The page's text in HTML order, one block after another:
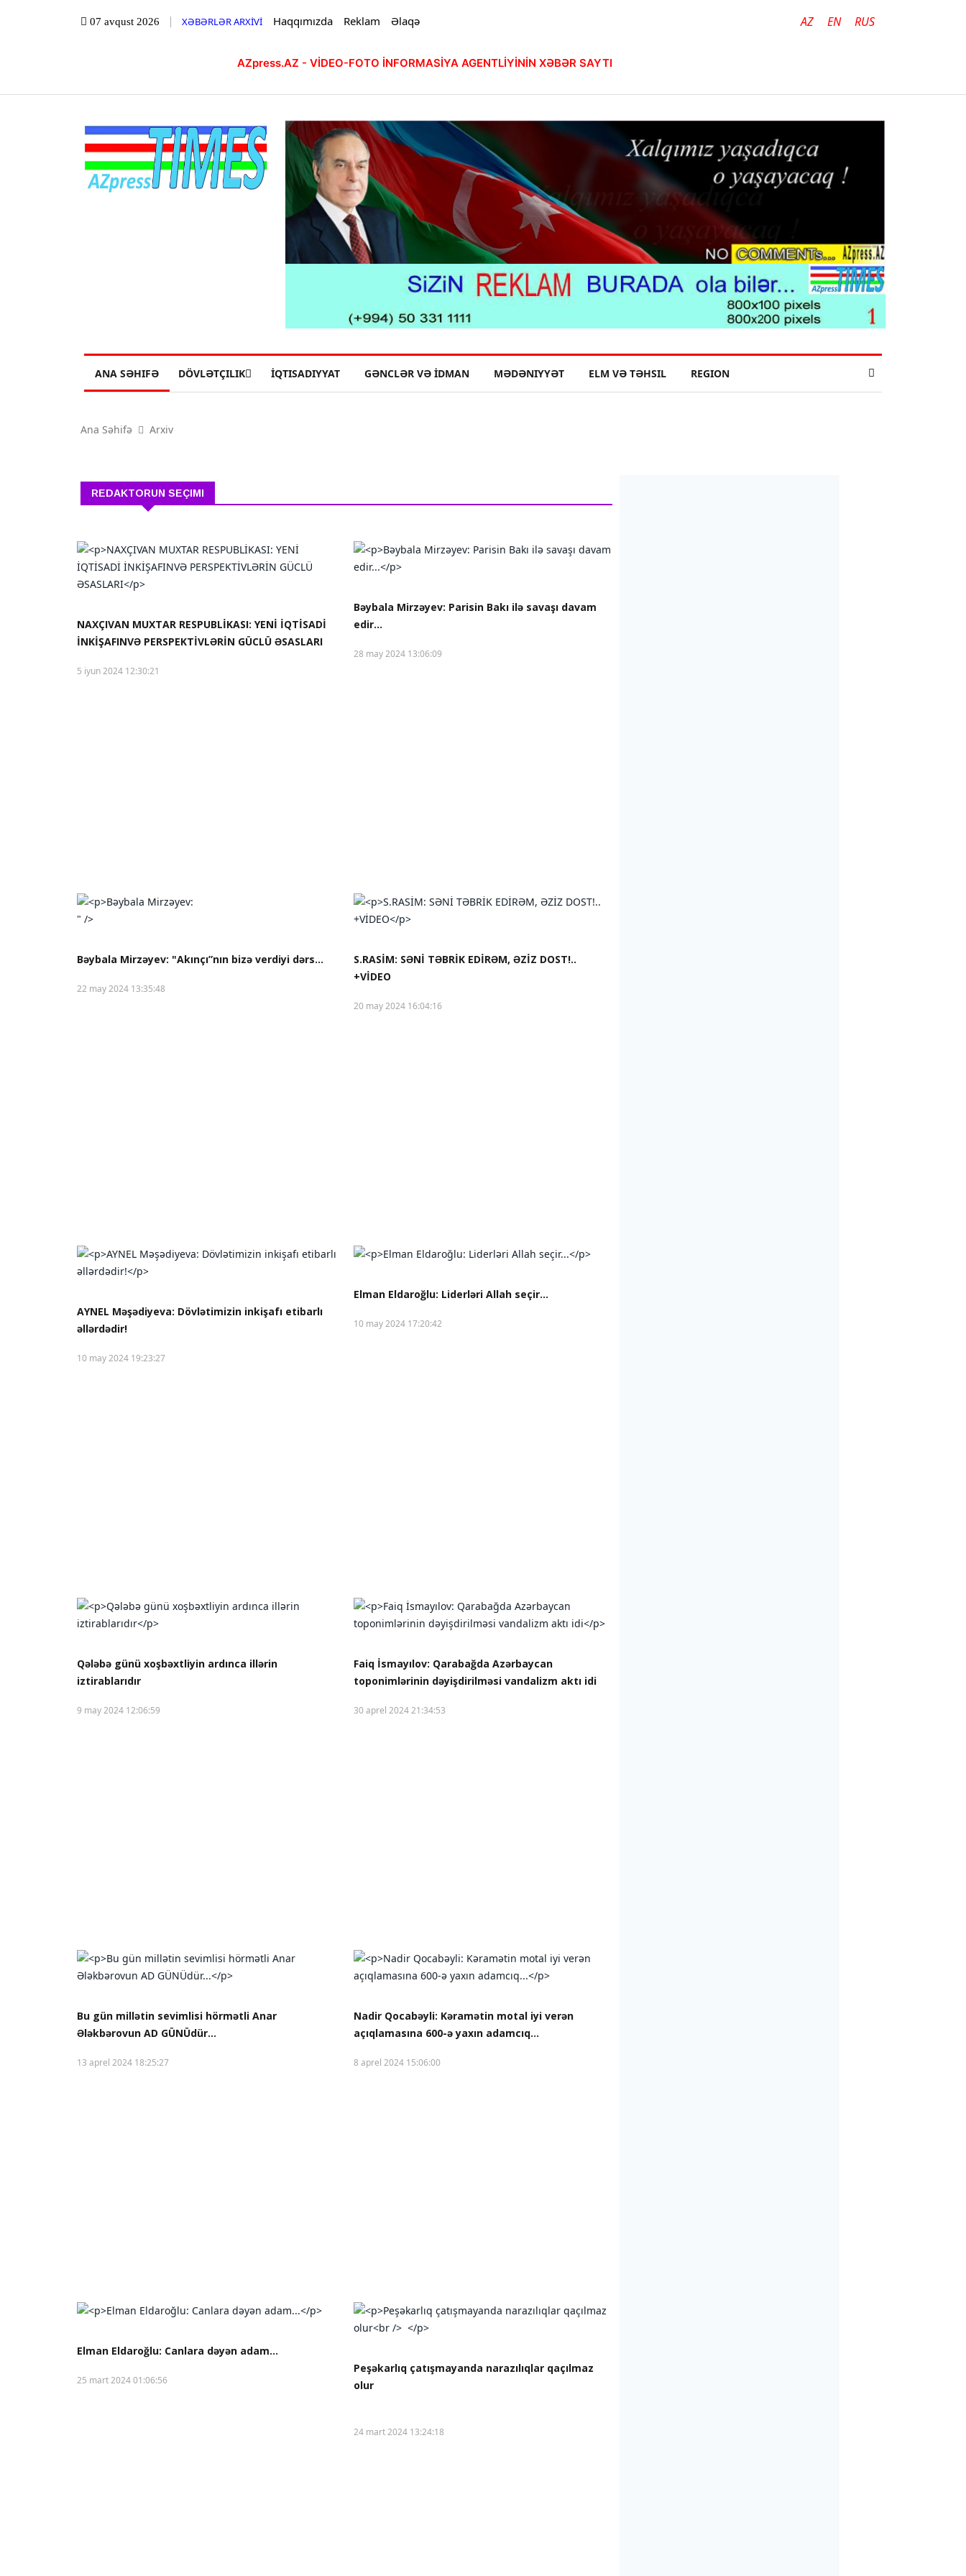
07 avqust 2026 XƏBƏRLƏR ARXİVİ Haqqımızda Reklam Əlaqə AZ EN RUS
AZpress.AZ - VİDEO-FOTO İNFORMASİYA AGENTLİYİNİN XƏBƏR SAYTI
ANA SƏHIFƏ DÖVLƏTÇILIK İQTISADIYYAT GƏNCLƏR VƏ İDMAN MƏDƏNIYYƏT ELM VƏ TƏHSIL REGION
Ana Səhifə Arxiv
REDAKTORUN SEÇIMI
NAXÇIVAN MUXTAR RESPUBLİKASI: YENİ İQTİSADİ
İNKİŞAFINVƏ PERSPEKTİVLƏRİN GÜCLÜ ƏSASLARI
5 iyun 2024 12:30:21
Bəybala Mirzəyev: Parisin Bakı ilə savaşı davam
edir...
28 may 2024 13:06:09
" />
Bəybala Mirzəyev: "Akınçı”nın bizə verdiyi dərs...
22 may 2024 13:35:48
S.RASİM: SƏNİ TƏBRİK EDİRƏM, ƏZİZ DOST!..
+VİDEO
20 may 2024 16:04:16
AYNEL Məşədiyeva: Dövlətimizin inkişafı etibarlı
əllərdədir!
10 may 2024 19:23:27
Elman Eldaroğlu: Liderləri Allah seçir...
10 may 2024 17:20:42
Qələbə günü xoşbəxtliyin ardınca illərin
iztirablarıdır
9 may 2024 12:06:59
Faiq İsmayılov: Qarabağda Azərbaycan
toponimlərinin dəyişdirilməsi vandalizm aktı idi
30 aprel 2024 21:34:53
Bu gün millətin sevimlisi hörmətli Anar
Ələkbərovun AD GÜNÜdür...
13 aprel 2024 18:25:27
Nadir Qocabəyli: Kəramətin motal iyi verən
açıqlamasına 600-ə yaxın adamcıq...
8 aprel 2024 15:06:00
Elman Eldaroğlu: Canlara dəyən adam...
25 mart 2024 01:06:56
Peşəkarlıq çatışmayanda narazılıqlar qaçılmaz
olur
24 mart 2024 13:24:18